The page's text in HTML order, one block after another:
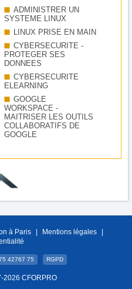
ADMINISTRER UN
SYSTEME LINUX
LINUX PRISE EN MAIN
CYBERSECURITE -
PROTEGER SES
DONNEES
CYBERSECURITE
ELEARNING
GOOGLE
WORKSPACE -
MAITRISER LES OUTILS
COLLABORATIFS DE
GOOGLE
à Paris | Mentions légales
|
42767 75 RGPD
CFORPRO